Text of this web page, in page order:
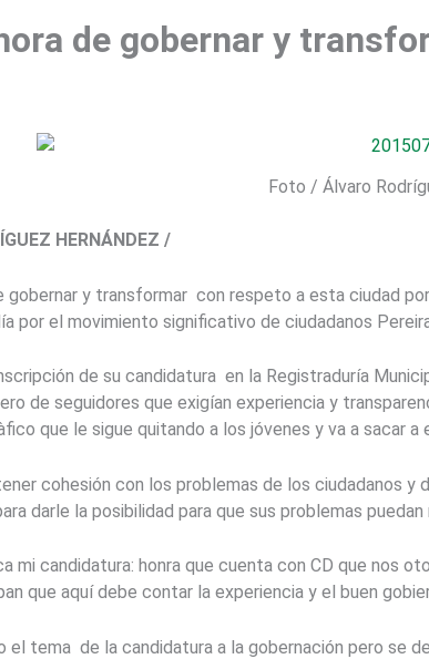
de gobernar y
Foto / Álvaro
HERNÁNDEZ /
gobernar y transformar con respeto a esta ciudad
por el movimiento significativo de ciudadanos
de su candidatura en la Registraduría
de seguidores que exigían experiencia y
que le sigue quitando a los jóvenes y va a sacar a
cohesión con los problemas de los ciudadanos
darle la posibilidad para que sus problemas
mi candidatura: honra que cuenta con CD que nos
que aquí debe contar la experiencia y el buen
el tema de la candidatura a la gobernación pero se